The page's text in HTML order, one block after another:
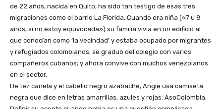
de 22 años, nacida en Quito, ha sido tan testigo de esas tres
migraciones como el barrio La Florida. Cuando era niña («7 u 8
años, si no estoy equivocada») su familia vivía en un edificio al
que conocían como ‘la vecindad’ y estaba ocupado por migrantes
y refugiados colombianos; se graduó del colegio con varios
compañeros cubanos; y ahora convive con muchos venezolanos
en el sector.
De tez canela y el cabello negro azabache, Angie usa camiseta
negra que dice en letras amarrillas, azules y rojas: AsoColombia.